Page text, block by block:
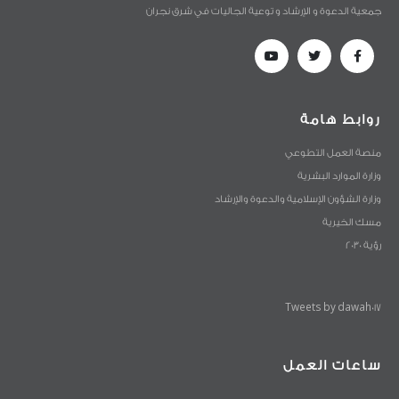
جمعية الدعوة و الإرشاد و توعية الجاليات في شرق نجران
روابط هامة
منصة العمل التطوعي
وزارة الموارد البشرية
وزارة الشؤون الإسلامية والدعوة والإرشاد
مسك الخيرية
رؤية 2030
Tweets by dawah017
ساعات العمل